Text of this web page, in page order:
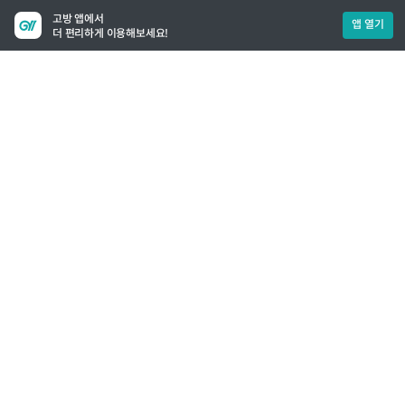
고방 앱에서
더 편리하게 이용해보세요!
앱 열기